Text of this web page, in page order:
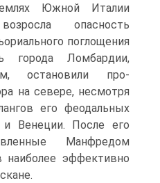
Южной Италии
опасность
поглощения
Ломбардии,
остановили про­
на севере, несмотря
его феодальных
Венеции. После его
Манфредом
наиболее эффективно